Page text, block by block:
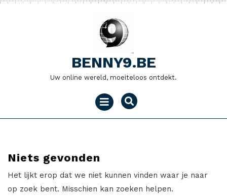
Naar
BENNY9.BE
Uw online wereld, moeiteloos ontdekt.
Menu
openen
Niets gevonden
Het lijkt erop dat we niet kunnen vinden waar je naar
op zoek bent. Misschien kan zoeken helpen.